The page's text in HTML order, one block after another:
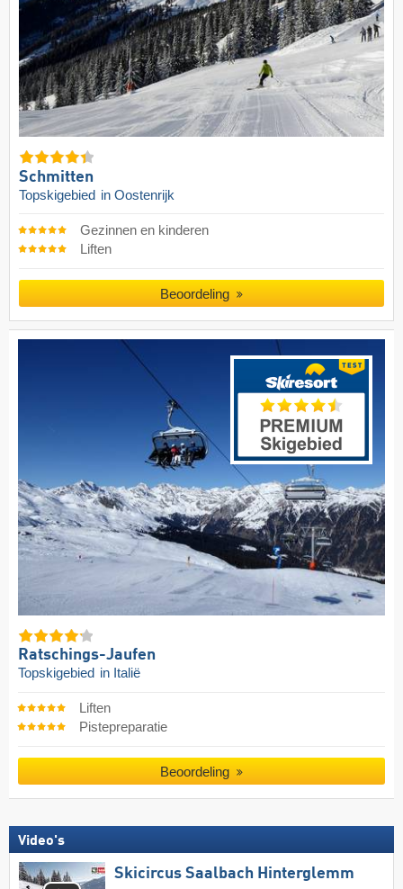
Schmitten
Topskigebied in Oostenrijk
Gezinnen en kinderen
Liften
Beoordeling
Ratschings-Jaufen
Topskigebied in Italië
Liften
Pistepreparatie
Beoordeling
Video's
Skicircus Saalbach Hinterglemm